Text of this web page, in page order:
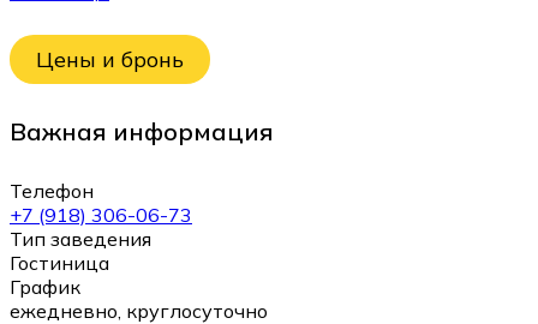
Цены и бронь
Важная информация
Телефон
+7 (918) 306-06-73
Тип заведения
Гостиница
График
ежедневно, круглосуточно